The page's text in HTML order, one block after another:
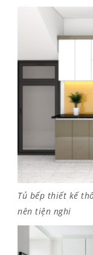
Tủ bếp thiết kế
nên tiện nghi